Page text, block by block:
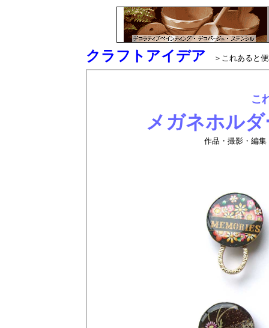
クラフトアイデア ＞これあると便
こ
メガネホル
作品・撮影・編集